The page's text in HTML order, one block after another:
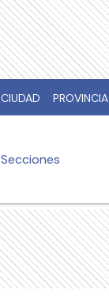
CIUDAD PROVINCIA
Secciones